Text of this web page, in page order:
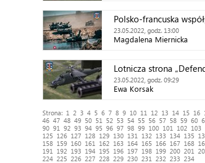
Polsko-francuska
23.05.2022, godz. 13:00
Magdalena Miernicka
Lotnicza strona
23.05.2022, godz. 09:29
Ewa Korsak
Strona: 1 2 3 4 5 6 7 8 9 10 11 12 13 14 15 16
46 47 48 49 50 51 52 53 54 55 56 57 58 59 60
90 91 92 93 94 95 96 97 98 99 100 101 102 103
125
126 127 128 129 130 131 132 133 134 135
158 159 160 161 162 163 164 165 166 167 168
191
192 193 194 195 196 197 198 199 200 201
224 225 226 227 228 229 230 231 232 233 234